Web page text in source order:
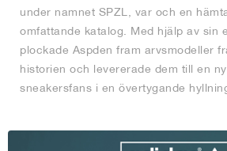
under namnet SPZL, var och en
omfattande katalog. Med hjälp av sin
plockade Aspden fram arvsmodeller
historien och levererade dem till en
sneakersfans i en övertygande